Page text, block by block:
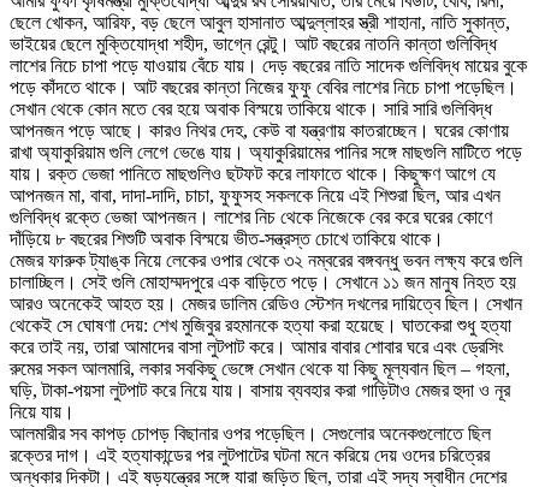
ছেলে খোকন, আরিফ, বড় ছেলে আবুল হাসানাত আব্দুল্লাহর স্ত্রী শাহানা, নাতি সুকান্ত,
ভাইয়ের ছেলে মুক্তিযোদ্ধা শহীদ, ভাগ্নে রেন্টু। আট বছরের নাতনি কান্তা গুলিবিদ্ধ
লাশের নিচে চাপা পড়ে যাওয়ায় বেঁচে যায়। দেড় বছরের নাতি সাদেক গুলিবিদ্ধ মায়ের বুকে
পড়ে কাঁদতে থাকে। আট বছরের কান্তা নিজের ফুফু বেবির লাশের নিচে চাপা পড়েছিল।
সেখান থেকে কোন মতে বের হয়ে অবাক বিস্ময়ে তাকিয়ে থাকে। সারি সারি গুলিবিদ্ধ
আপনজন পড়ে আছে। কারও নিথর দেহ, কেউ বা যন্ত্রণায় কাতরাচ্ছেন। ঘরের কোণায়
রাখা অ্যাকুরিয়াম গুলি লেগে ভেঙে যায়। অ্যাকুরিয়ামের পানির সঙ্গে মাছগুলি মাটিতে পড়ে
যায়। রক্ত ভেজা পানিতে মাছগুলিও ছটফট করে লাফাতে থাকে। কিছুক্ষণ আগে যে
আপনজন মা, বাবা, দাদা-দাদি, চাচা, ফুফুসহ সকলকে নিয়ে এই শিশুরা ছিল, আর এখন
গুলিবিদ্ধ রক্তে ভেজা আপনজন। লাশের নিচ থেকে নিজেকে বের করে ঘরের কোণে
দাঁড়িয়ে ৮ বছরের শিশুটি অবাক বিস্ময়ে ভীত-সন্ত্রস্ত চোখে তাকিয়ে থাকে।
মেজর ফারুক ট্যাঙ্ক নিয়ে লেকের ওপার থেকে ৩২ নম্বরের বঙ্গবন্ধু ভবন লক্ষ্য করে গুলি
চালাচ্ছিল। সেই গুলি মোহাম্মদপুরে এক বাড়িতে পড়ে। সেখানে ১১ জন মানুষ নিহত হয়
আরও অনেকেই আহত হয়। মেজর ডালিম রেডিও স্টেশন দখলের দায়িত্বে ছিল। সেখান
থেকেই সে ঘোষণা দেয়: শেখ মুজিবুর রহমানকে হত্যা করা হয়েছে। ঘাতকেরা শুধু হত্যা
করে তাই নয়, তারা আমাদের বাসা লুটপাট করে। আমার বাবার শোবার ঘরে এবং ড্রেসিং
রুমের সকল আলমারি, লকার সবকিছু ভেঙ্গে সেখান থেকে যা কিছু মূল্যবান ছিল – গহনা,
ঘড়ি, টাকা-পয়সা লুটপাট করে নিয়ে যায়। বাসায় ব্যবহার করা গাড়িটাও মেজর হুদা ও নূর
নিয়ে যায়।
আলমারীর সব কাপড় চোপড় বিছানার ওপর পড়েছিল। সেগুলোর অনেকগুলোতে ছিল
রক্তের দাগ। এই হত্যাকান্ডের পর লুটপাটের ঘটনা মনে করিয়ে দেয় ওদের চরিত্রের
অন্ধকার দিকটা। এই ষড়যন্ত্রের সঙ্গে যারা জড়িত ছিল, তারা এই সদ্য স্বাধীন দেশের